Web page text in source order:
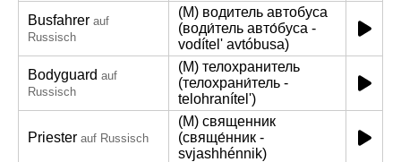
Busfahrer auf
Russisch
(M) водитель автобуса
(води́тель авто́буса -
vodítel' avtóbusa)
Bodyguard auf
Russisch
(M) телохранитель
(телохрани́тель -
telohranítel')
Priester auf Russisch
(M) священник
(свяще́нник -
svjashhénnik)